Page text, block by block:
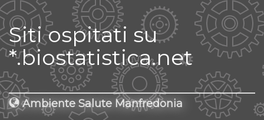
Siti ospitati su
*.biostatistica.net
Ambiente Salute Manfredonia